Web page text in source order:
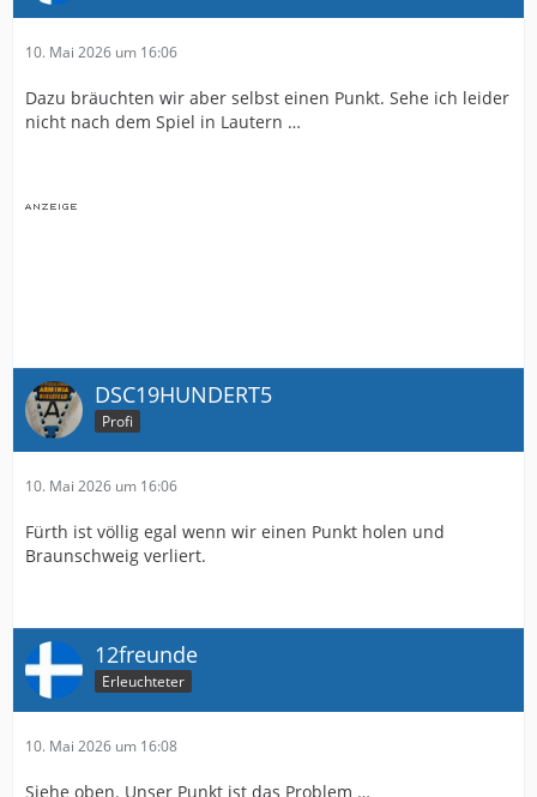
10. Mai 2026 um 16:06
Dazu bräuchten wir aber selbst einen Punkt. Sehe ich leider
nicht nach dem Spiel in Lautern …
DSC19HUNDERT5
Profi
10. Mai 2026 um 16:06
Fürth ist völlig egal wenn wir einen Punkt holen und
Braunschweig verliert.
12freunde
Erleuchteter
10. Mai 2026 um 16:08
Siehe oben. Unser Punkt ist das Problem …